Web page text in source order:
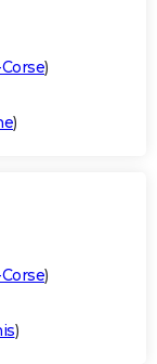
)
)
)
)